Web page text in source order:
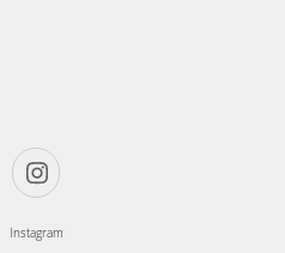
Instagram